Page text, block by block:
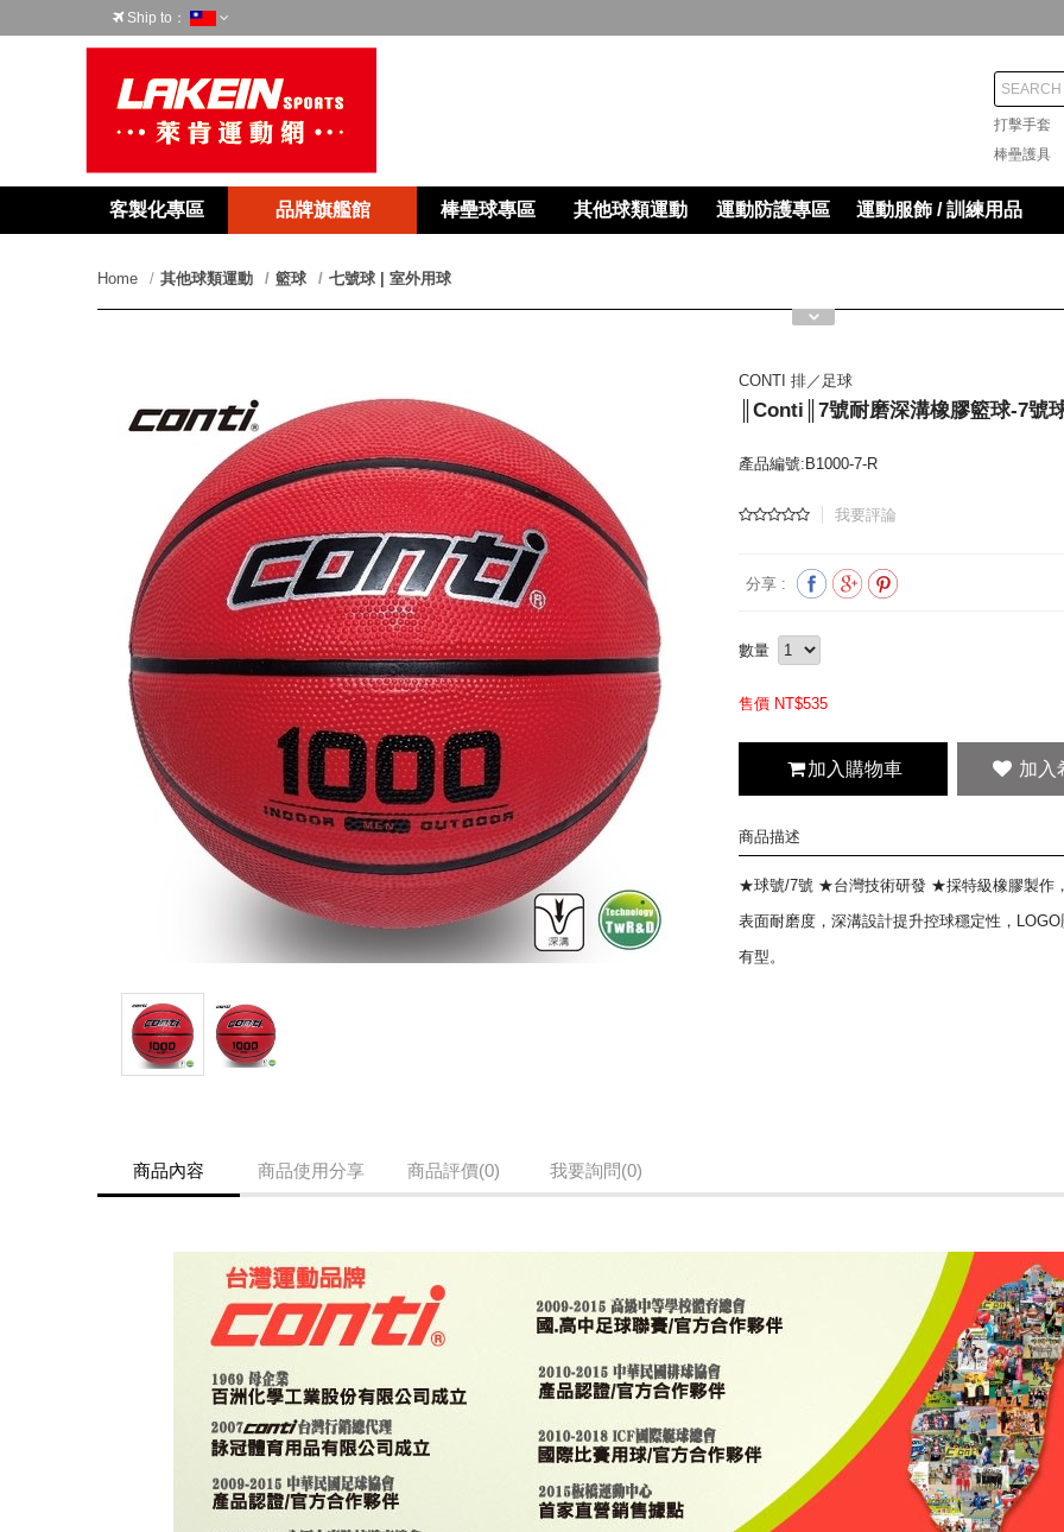
Ship to：
打擊手套
棒壘護具
客製化專區 品牌旗艦館 棒壘球專區 其他球類運動 運動防護專區 運動服飾 / 訓練用品
Home 其他球類運動 籃球 七號球 | 室外用球
prev
CONTI 排／足球
║Conti║7號耐磨深溝橡膠籃球-7號
產品編號:B1000-7-R
我要評論
分享 :
數量
售價 NT$535
加入購物車
商品描述
★球號/7號 ★台灣技術研發 ★採特級橡膠製作
表面耐磨度，深溝設計提升控球穩定性，
有型。
商品內容 商品使用分享 商品評價(0) 我要詢問(0)